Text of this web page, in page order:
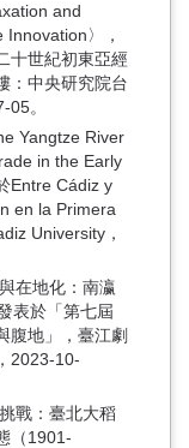
and
〉，
十世紀初東亞經
：中央研究院台
。
Yangtze River
in the Early
Entre Cádiz y
en la Primera
University，
在地化：南瀛
表於「第七屆
腹地」，臺江劇
2023-10-
戰：臺北大稻
（1901-